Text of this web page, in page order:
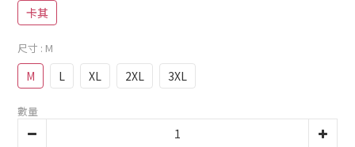
卡其
尺寸 : M
M L XL 2XL 3XL
數量